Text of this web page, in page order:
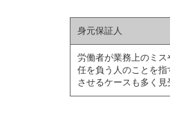
身元保証人
労働者が業務上のミ
任を負う人のことを
させるケースも多く